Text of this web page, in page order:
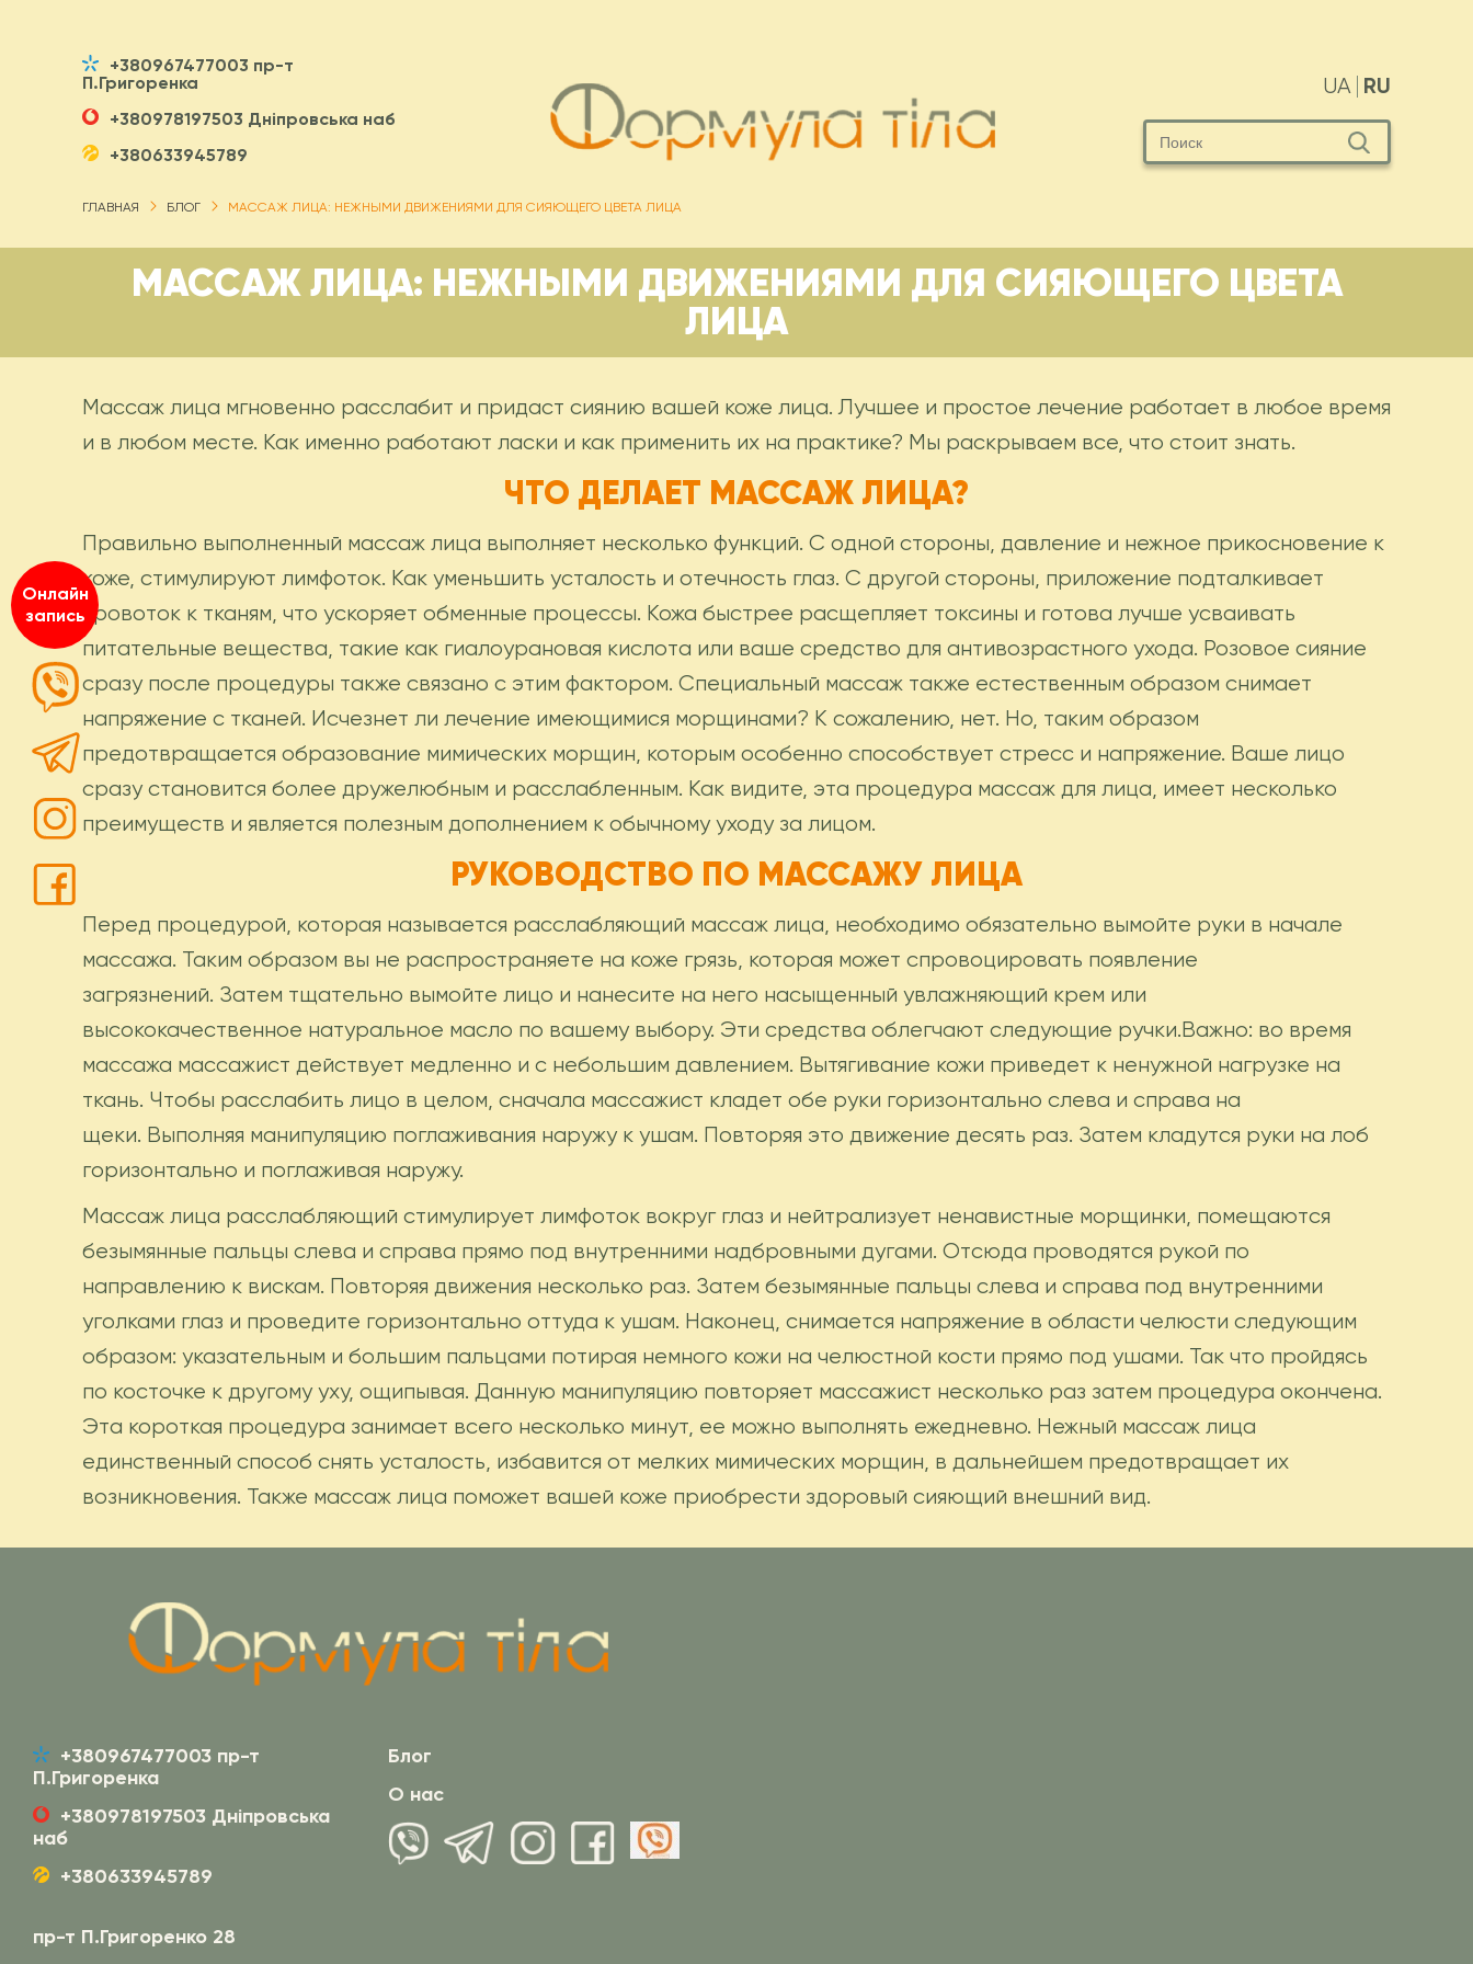
+380967477003 пр-т
П.Григоренка
+380978197503 Дніпровська наб
+380633945789
RU
UA
ГЛАВНАЯ БЛОГ МАССАЖ ЛИЦА: НЕЖНЫМИ ДВИЖЕНИЯМИ ДЛЯ СИЯЮЩЕГО ЦВЕТА ЛИЦА
МАССАЖ ЛИЦА: НЕЖНЫМИ ДВИЖЕНИЯМИ ДЛЯ СИЯЮЩЕГО ЦВЕТА
ЛИЦА
Массаж лица мгновенно расслабит и придаст сиянию вашей коже лица. Лучшее и простое лечение работает в любое время
и в любом месте. Как именно работают ласки и как применить их на практике? Мы раскрываем все, что стоит знать.
ЧТО ДЕЛАЕТ МАССАЖ ЛИЦА?
Правильно выполненный массаж лица выполняет несколько функций. С одной стороны, давление и нежное прикосновение к
коже, стимулируют лимфоток. Как уменьшить усталость и отечность глаз. С другой стороны, приложение подталкивает
кровоток к тканям, что ускоряет обменные процессы. Кожа быстрее расщепляет токсины и готова лучше усваивать
питательные вещества, такие как гиалоурановая кислота или ваше средство для антивозрастного ухода. Розовое сияние
сразу после процедуры также связано с этим фактором. Специальный массаж также естественным образом снимает
напряжение с тканей. Исчезнет ли лечение имеющимися морщинами? К сожалению, нет. Но, таким образом
предотвращается образование мимических морщин, которым особенно способствует стресс и напряжение. Ваше лицо
сразу становится более дружелюбным и расслабленным. Как видите, эта процедура массаж для лица, имеет несколько
преимуществ и является полезным дополнением к обычному уходу за лицом.
РУКОВОДСТВО ПО МАССАЖУ ЛИЦА
Перед процедурой, которая называется расслабляющий массаж лица, необходимо обязательно вымойте руки в начале
массажа. Таким образом вы не распространяете на коже грязь, которая может спровоцировать появление
загрязнений. Затем тщательно вымойте лицо и нанесите на него насыщенный увлажняющий крем или
высококачественное натуральное масло по вашему выбору. Эти средства облегчают следующие ручки.Важно: во время
массажа массажист действует медленно и с небольшим давлением. Вытягивание кожи приведет к ненужной нагрузке на
ткань. Чтобы расслабить лицо в целом, сначала массажист кладет обе руки горизонтально слева и справа на
щеки. Выполняя манипуляцию поглаживания наружу к ушам. Повторяя это движение десять раз. Затем кладутся руки на лоб
горизонтально и поглаживая наружу.
Массаж лица расслабляющий стимулирует лимфоток вокруг глаз и нейтрализует ненавистные морщинки, помещаются
безымянные пальцы слева и справа прямо под внутренними надбровными дугами. Отсюда проводятся рукой по
направлению к вискам. Повторяя движения несколько раз. Затем безымянные пальцы слева и справа под внутренними
уголками глаз и проведите горизонтально оттуда к ушам. Наконец, снимается напряжение в области челюсти следующим
образом: указательным и большим пальцами потирая немного кожи на челюстной кости прямо под ушами. Так что пройдясь
по косточке к другому уху, ощипывая. Данную манипуляцию повторяет массажист несколько раз затем процедура окончена.
Эта короткая процедура занимает всего несколько минут, ее можно выполнять ежедневно. Нежный массаж лица
единственный способ снять усталость, избавится от мелких мимических морщин, в дальнейшем предотвращает их
возникновения. Также массаж лица поможет вашей коже приобрести здоровый сияющий внешний вид.
Онлайн
запись
+380967477003 пр-т
П.Григоренка
+380978197503 Дніпровська
наб
+380633945789
Блог
О нас
пр-т П.Григоренко 28